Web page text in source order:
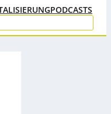
PODCASTS